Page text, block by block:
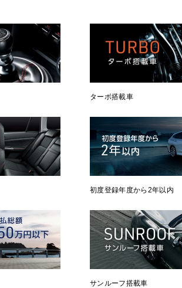
ターボ搭載車
初度登録年度から2年以内
サンルーフ搭載車